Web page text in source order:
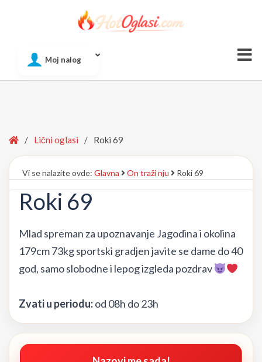
Moj nalog
Home
/ Lični oglasi / Roki 69
Vi se nalazite ovde: Glavna On traži nju Roki 69
Roki 69
Mlad spreman za upoznavanje Jagodina i okolina
179cm 73kg sportski gradjen javite se dame do 40
god, samo slobodne i lepog izgleda pozdrav
Zvati u periodu:od 08h do 23h